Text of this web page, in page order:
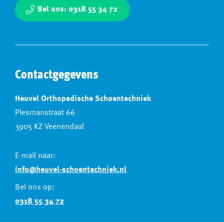
Bel ons: 0318 55 34 72
Contactgegevens
Heuvel Orthopedische Schoentechniek
Plesmanstraat 66
3905 KZ Veenendaal
E-mail naar:
info@heuvel-schoentechniek.nl
Bel ons op:
0318 55 34 72